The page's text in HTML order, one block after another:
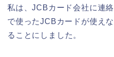
私は、JCBカード会社に連
で使ったJCBカードが使え
ることにしました。